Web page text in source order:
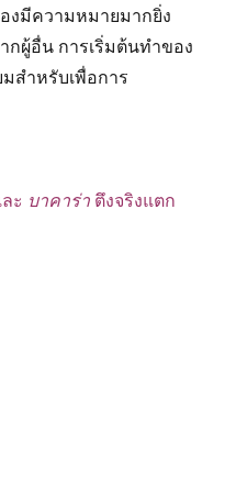
งมีความหมายมากยิ่ง
กผู้อื่น การเริ่มต้นทำของ
สำหรับเพื่อการ
ะ บาคาร่า ตึงจริงแตก